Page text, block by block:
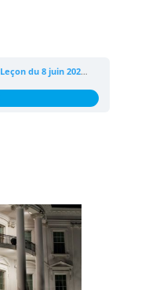
Leçon du 8 juin 2024 : La désignation du Président des Etats-Unis